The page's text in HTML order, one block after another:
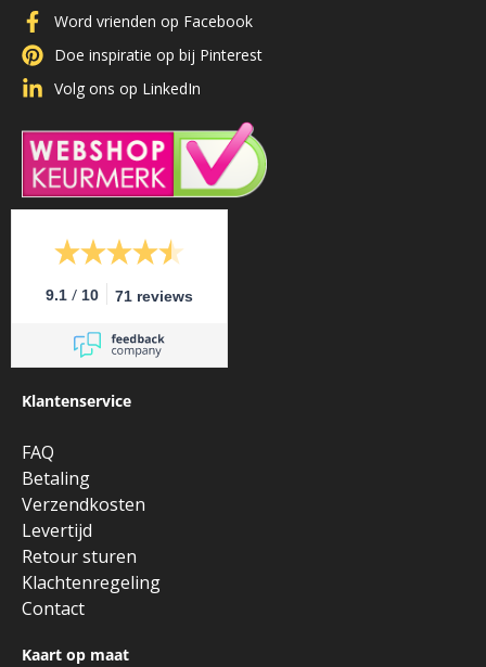
Word vrienden op Facebook
Doe inspiratie op bij Pinterest
Volg ons op LinkedIn
9.1 / 10 71 reviews
Klantenservice
FAQ
Betaling
Verzendkosten
Levertijd
Retour sturen
Klachtenregeling
Contact
Kaart op maat